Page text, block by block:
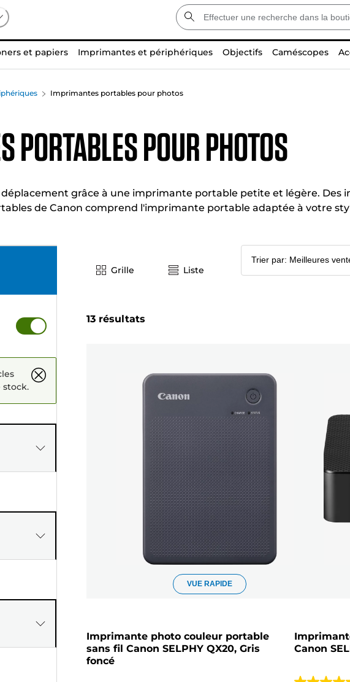
et papiers Imprimantes et périphériques Objectifs Caméscopes
Imprimantes portables pour photos
portables pour photos
grâce à une imprimante portable petite et légère.
de Canon comprend l'imprimante portable adaptée à votre
Grille Liste
13 résultats
VUE RAPIDE
Imprimante photo couleur portable
sans fil Canon SELPHY QX20, Gris
foncé
Canon